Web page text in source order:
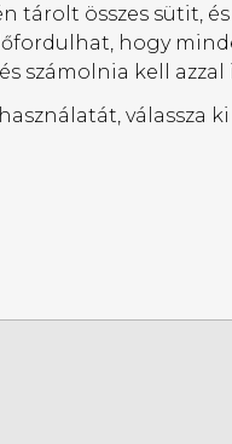
tárolt összes sütit,
hogy
számolnia kell
válassza